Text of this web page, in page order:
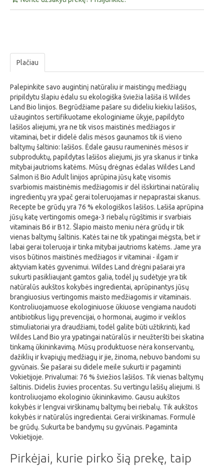
Plačiau
Palepinkite savo augintinį natūraliu ir maistingų medžiagų
pripildytu šlapiu ėdalu su ekologiška šviežia lašiša iš Wildes
Land Bio linijos. Begrūdžiame pašare su dideliu kiekiu lašišos,
užaugintos sertifikuotame ekologiniame ūkyje, papildyto
lašišos aliejumi, yra ne tik visos maistinės medžiagos ir
vitaminai, bet ir didelė dalis mėsos gaunamos tik iš vieno
baltymų šaltinio: lašišos. Ėdale gausu raumeninės mėsos ir
subproduktų, papildytas lašišos aliejumi, jis yra skanus ir tinka
mitybai jautrioms katėms. Mūsų drėgnas ėdalas Wildes Land
Salmon iš Bio Adult linijos aprūpina jūsų katę visomis
svarbiomis maistinėmis medžiagomis ir dėl išskirtinai natūralių
ingredientų yra ypač gerai toleruojamas ir nepaprastai skanus.
Recepte be grūdų yra 76 % ekologiškos lašišos. Lašiša aprūpina
jūsų katę vertingomis omega-3 riebalų rūgštimis ir svarbiais
vitaminais B6 ir B12. Šlapio maisto meniu nėra grūdų ir tik
vienas baltymų šaltinis. Katės tai ne tik ypatingai mėgsta, bet ir
labai gerai toleruoja ir tinka mitybai jautrioms katėms. Jame yra
visos būtinos maistinės medžiagos ir vitaminai - ilgam ir
aktyviam katės gyvenimui. Wildes Land drėgni pašarai yra
sukurti pasikliaujant gamtos galia, todėl jų sudėtyje yra tik
natūralūs aukštos kokybės ingredientai, aprūpinantys jūsų
brangiuosius vertingomis maisto medžiagomis ir vitaminais.
Kontroliuojamuose ekologiniuose ūkiuose vengiama naudoti
antibiotikus ligų prevencijai, o hormonai, augimo ir veiklos
stimuliatoriai yra draudžiami, todėl galite būti užtikrinti, kad
Wildes Land Bio yra ypatingai natūralūs ir neužteršti bei skatina
tinkamą ūkininkavimą. Mūsų produktuose nėra konservantų,
dažiklių ir kvapiųjų medžiagų ir jie, žinoma, nebuvo bandomi su
gyvūnais. Šie pašarai su didele meile sukurti ir pagaminti
Vokietijoje. Privalumai: 76 % šviežios lašišos. Tik vienas baltymų
šaltinis. Didelis žuvies procentas. Su vertingu lašišų aliejumi. Iš
kontroliuojamo ekologinio ūkininkavimo. Gausu aukštos
kokybės ir lengvai virškinamų baltymų bei riebalų. Tik aukštos
kokybės ir natūralūs ingredientai. Gerai virškinamas. Formulė
be grūdų. Sukurta be bandymų su gyvūnais. Pagaminta
Vokietijoje.
Pirkėjai, kurie pirko šią prekę, taip